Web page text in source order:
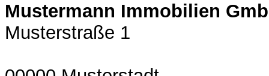
Mustermann Immobilien
Musterstraße 1